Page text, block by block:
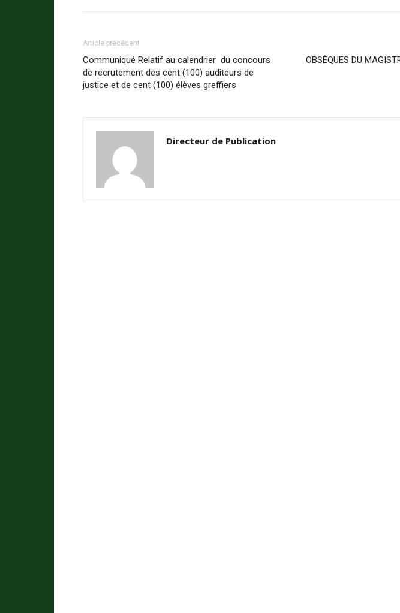
Article précédent
Communiqué Relatif au calendrier du concours
de recrutement des cent (100) auditeurs de
justice et de cent (100) élèves greffiers
OBSÈQUES DU
Directeur de Publication